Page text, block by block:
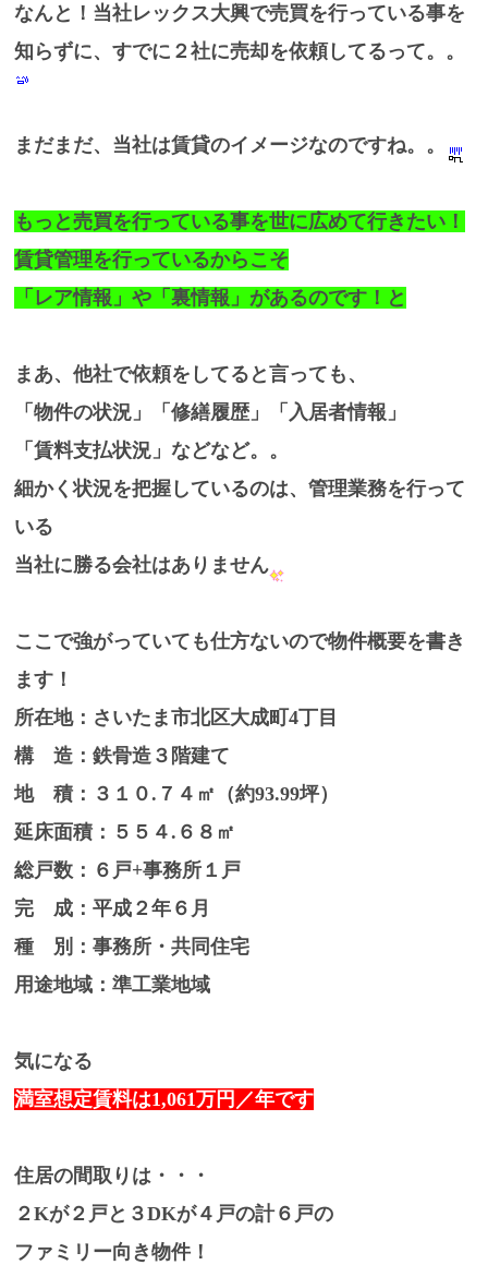
なんと！当社レックス大興で売買を行っている事を
知らずに、すでに２社に売却を依頼してるって。。
まだまだ、当社は賃貸のイメージなのですね。。
もっと売買を行っている事を世に広めて行きたい！
賃貸管理を行っているからこそ
「レア情報」や「裏情報」があるのです！と
まあ、他社で依頼をしてると言っても、
「物件の状況」「修繕履歴」「入居者情報」
「賃料支払状況」などなど。。
細かく状況を把握しているのは、管理業務を行って
いる
当社に勝る会社はありません
ここで強がっていても仕方ないので物件概要を書き
ます！
所在地：さいたま市北区大成町4丁目
構 造：鉄骨造３階建て
地 積：３１０.７４㎡（約93.99坪）
延床面積：５５４.６８㎡
総戸数：６戸+事務所１戸
完 成：平成２年６月
種 別：事務所・共同住宅
用途地域：準工業地域
気になる
満室想定賃料は1,061万円／年です
住居の間取りは・・・
２Kが２戸と３DKが４戸の計６戸の
ファミリー向き物件！